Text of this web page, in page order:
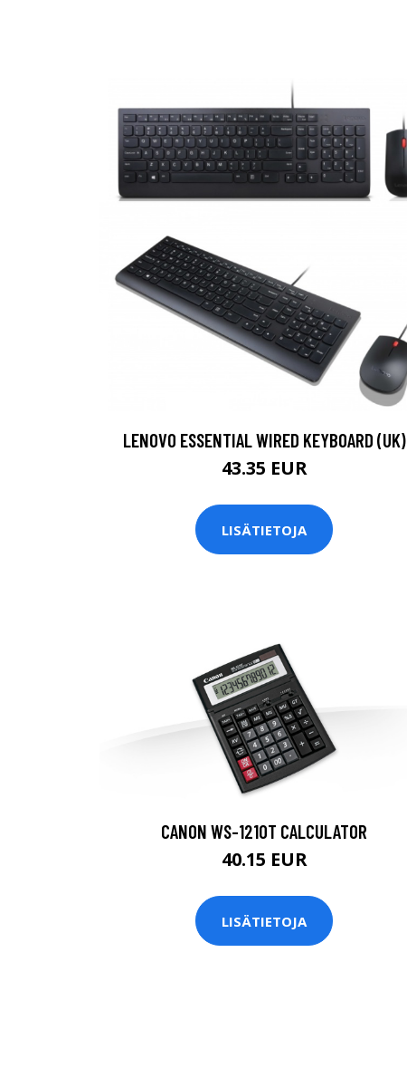
LENOVO ESSENTIAL WIRED KEYBOARD (UK)
43.35 EUR
LISÄTIETOJA
CANON WS-1210T CALCULATOR
40.15 EUR
LISÄTIETOJA